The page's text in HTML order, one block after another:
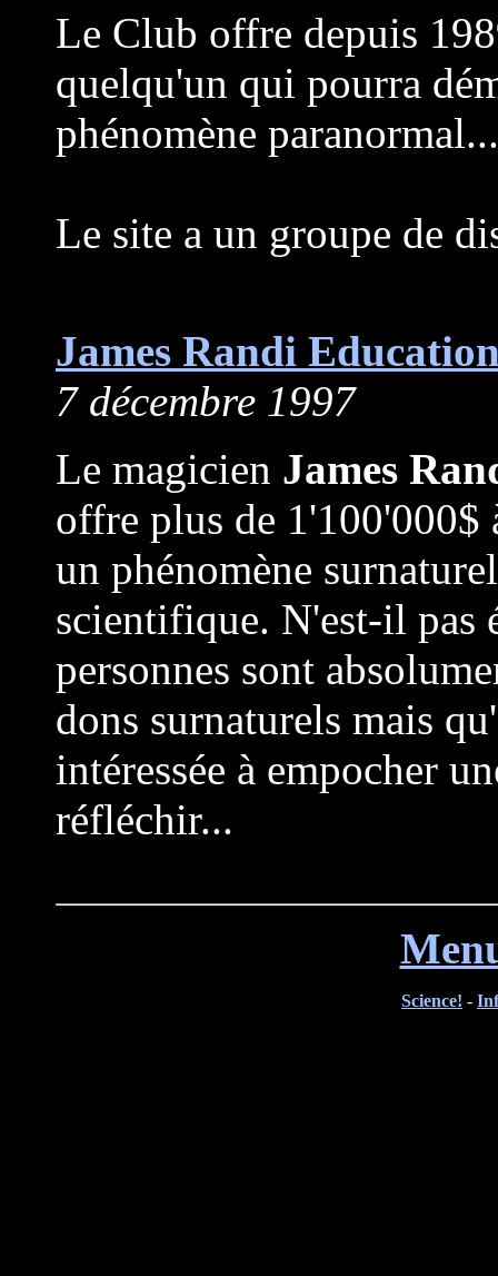
Le Club offre depuis
quelqu'un qui pourra
phénomène paranormal...
Le site a un groupe de
James Randi
7 décembre 1997
Le magicien James
offre plus de 1'100'000$
un phénomène
scientifique. N'est-il pas
personnes sont
dons surnaturels mais
intéressée à empocher
réfléchir...
Science! -